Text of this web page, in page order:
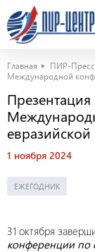
Главная ПИР-
Международной
евразийской
1 ноября 2024
ЕЖЕГОДНИК
31 октября
конференции по